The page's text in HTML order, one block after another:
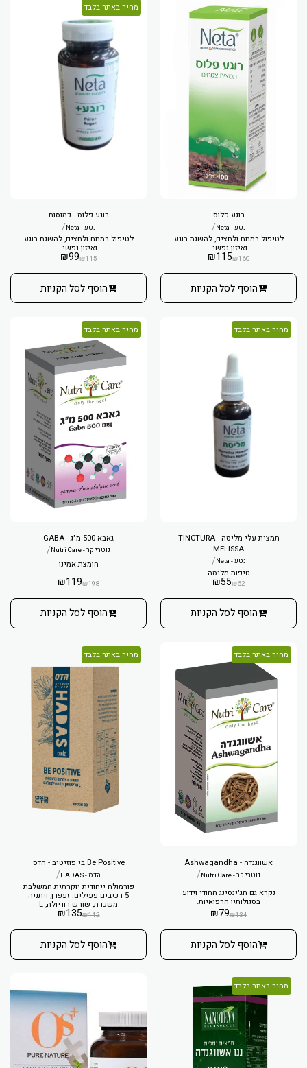
רוגע פלוס
נטע - Neta /
לטיפול במתח ולחצים, להשגת רוגע
ואיזון נפשי.
₪160
₪115
הוסף לסל הקניות
מחיר באתר בלבד
רוגע פלוס - כמוסות
נטע - Neta /
לטיפול במתח ולחצים, להשגת רוגע
ואיזון נפשי.
₪115
₪99
הוסף לסל הקניות
מחיר באתר בלבד
תמצית עלי מליסה - TINCTURA
MELISSA
נטע - Neta /
טיפות מליסה
₪62
₪55
הוסף לסל הקניות
מחיר באתר בלבד
גאבא 500 מ"ג - GABA
נוטרי קר - Nutri Care /
חומצת אמינו
₪198
₪119
הוסף לסל הקניות
מחיר באתר בלבד
אשווגנדה - Ashwagandha
נוטרי קר - Nutri Care /
נקרא גם הג'ינסינג ההודי וידוע
בסגולותיו הרפואיות.
₪134
₪79
הוסף לסל הקניות
מחיר באתר בלבד
Be Positive בי פוזיטיב - הדס
הדס - HADAS /
פורמולה ייחודית יוקרתית המשלבת
5 רכיבים פעילים: זעפרן, ויתניה
משכרת, שורש רודיולה, L
טריפטופאן ומתיל פולאט (ויטמין
₪142
₪135
הוסף לסל הקניות
מחיר באתר בלבד